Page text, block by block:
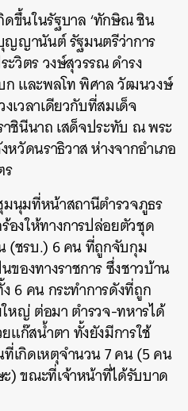
ดขึ้นในรัฐบาล ‘ทักษิณ ชิน
ญญานันต์ รัฐมนตรีว่าการ
ะวิตร วงษ์สุวรรณ ดำรง
และพลโท พิศาล วัฒนวงษ์
เวลาเดียวกับที่สมเด็จ
ชินีนาถ เสด็จประทับ ณ พระ
วัดนราธิวาส ห่างจากอำเภอ
มนุมที่หน้าสถานีตำรวจภูธร
องให้ทางการปล่อยตัวชุด
(ชรบ.) 6 คน ที่ถูกจับกุม
องทางราชการ ซึ่งชาวบ้าน
6 คน กระทำการดังที่ถูก
หญ่ ต่อมา ตำรวจ-ทหารได้
แก๊สน้ำตา ทั้งยังมีการใช้
เกิดเหตุจำนวน 7 คน (5 คน
) ขณะที่เจ้าหน้าที่ได้รับบาด